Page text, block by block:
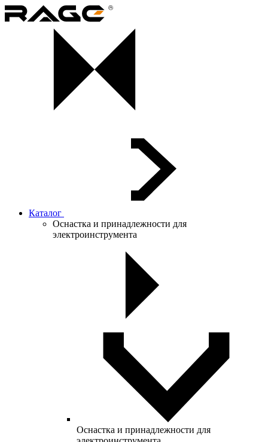
Каталог
Оснастка и принадлежности для
электроинструмента
Оснастка и принадлежности для